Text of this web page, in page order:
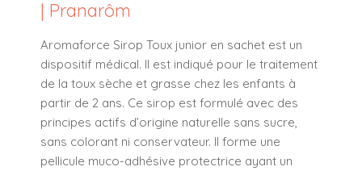
| Pranarôm
Aromaforce Sirop Toux junior en sachet est un
dispositif médical. Il est indiqué pour le traitement
de la toux sèche et grasse chez les enfants à
partir de 2 ans. Ce sirop est formulé avec des
principes actifs d’origine naturelle sans sucre,
sans colorant ni conservateur. Il forme une
pellicule muco-adhésive protectrice ayant un